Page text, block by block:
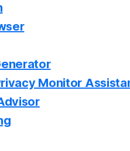
Monitor